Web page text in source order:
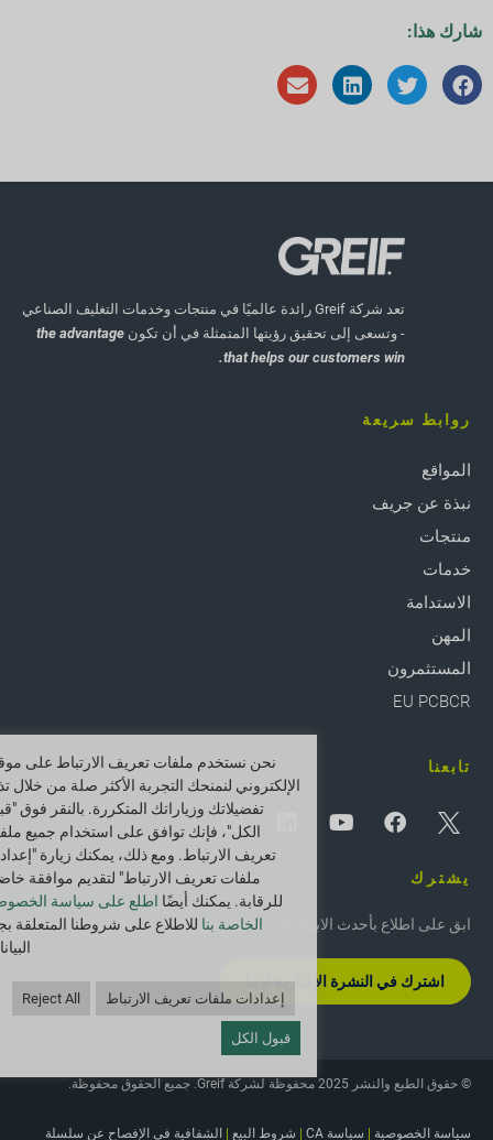
شارك هذا:
تعد شركة Greif رائدة عالميًا في منتجات وخدمات التغليف الصناعي
- وتسعى إلى تحقيق رؤيتها المتمثلة في أن تكون the advantage
that helps our customers win.
روابط سريعة
المواقع
نبذة عن جريف
منتجات
خدمات
الاستدامة
المهن
المستثمرون
EU PCBCR
تابعنا
يشترك
ابق على اطلاع بأحدث الابتكارات والأخبار في Greif.
اشترك في النشرة الإخبارية لدينا
© حقوق الطبع والنشر 2025 محفوظة لشركة Greif. جميع الحقوق محفوظة.
سياسة الخصوصية سياسة CA شروط البيع الشفافية في الإفصاح عن سلسلة
نحن نستخدم ملفات تعريف الارتباط على
الإلكتروني لنمنحك التجربة الأكثر صلة من خلال
تفضيلاتك وزياراتك المتكررة. بالنقر فوق
الكل"، فإنك توافق على استخدام جميع
تعريف الارتباط. ومع ذلك، يمكنك زيارة
ملفات تعريف الارتباط" لتقديم موافقة
للرقابة. يمكنك أيضًا اطلع على سياسة
الخاصة بنا للاطلاع على شروطنا المتعلقة
إعدادات ملفات تعريف الارتباط Reject All
قبول الكل